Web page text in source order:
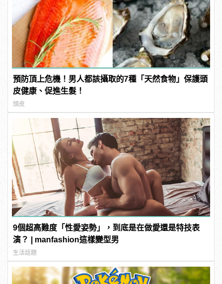
預防頂上危機！男人都該攝取的7種「天然食物」保護頭
皮健康、促進生髮！
頭皮
9個超高難度「性愛姿勢」，到底是在做愛還是特技表
演？ | manfashion這樣變型男
生活話題